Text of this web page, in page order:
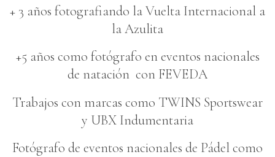
+ 3 años fotografiando la Vuelta Internacional a
la Azulita
+5 años como fotógrafo en eventos nacionales
de natación con FEVEDA
Trabajos con marcas como TWINS Sportswear
y UBX Indumentaria
Fotógrafo de eventos nacionales de Pádel como